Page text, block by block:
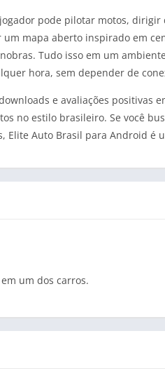
pode pilotar motos,
mapa aberto inspirado em
Tudo isso em um
hora, sem depender de
e avaliações positivas
no estilo brasileiro. Se você
Elite Auto Brasil para Android é
um dos carros.